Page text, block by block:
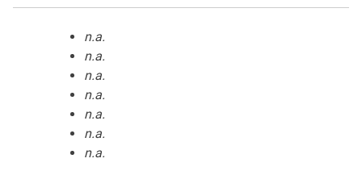
n.a.
n.a.
n.a.
n.a.
n.a.
n.a.
n.a.